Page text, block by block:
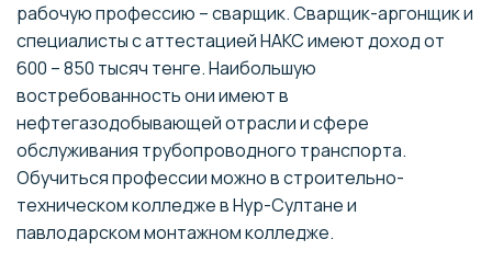
рабочую профессию – сварщик. Сварщик-аргонщик и
специалисты с аттестацией НАКС имеют доход от
600 – 850 тысяч тенге. Наибольшую
востребованность они имеют в
нефтегазодобывающей отрасли и сфере
обслуживания трубопроводного транспорта.
Обучиться профессии можно в строительно-
техническом колледже в Нур-Султане и
павлодарском монтажном колледже.